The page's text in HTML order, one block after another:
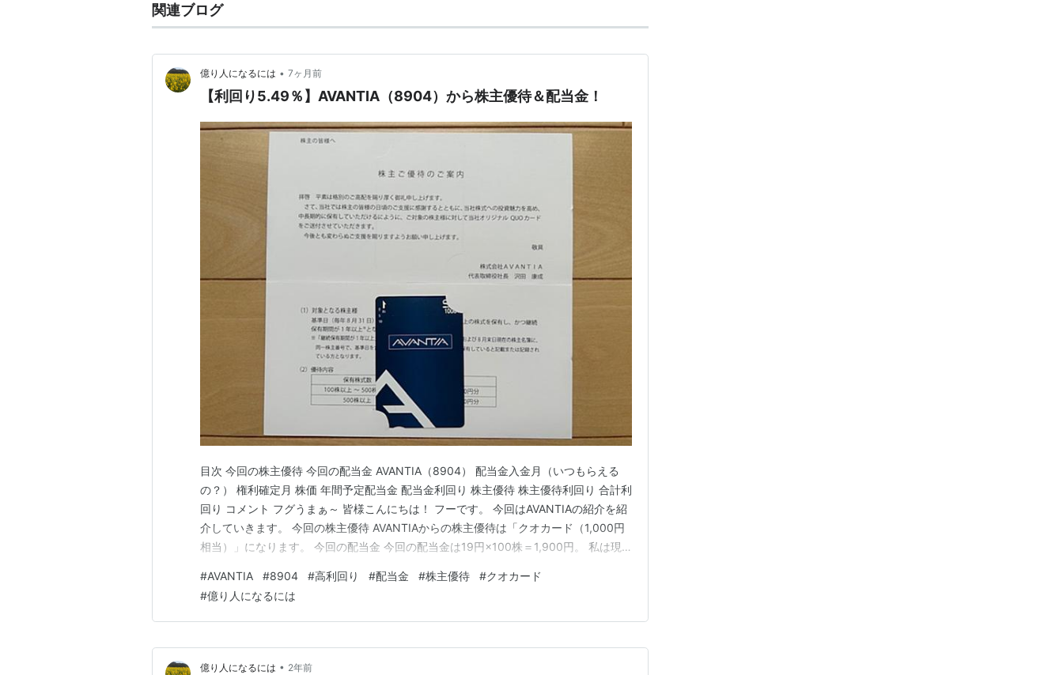
関連ブログ
億り人になるには • 7ヶ月前
【利回り5.49％】AVANTIA（8904）から株主優待＆配当金！
目次 今回の株主優待 今回の配当金 AVANTIA（8904） 配当金入金月（いつもらえる
の？） 権利確定月 株価 年間予定配当金 配当金利回り 株主優待 株主優待利回り 合計利
回り コメント フグうまぁ～ 皆様こんにちは！ フーです。 今回はAVANTIAの紹介を紹
介していきます。 今回の株主優待 AVANTIAからの株主優待は「クオカード（1,000円
相当）」になります。 今回の配当金 今回の配当金は19円×100株＝1,900円。 私は現
AVANTIA（8904） AVANTIAの紹介していきたいと思います…
#AVANTIA #8904 #高利回り #配当金 #株主優待 #クオカード
#億り人になるには
億り人になるには • 2年前